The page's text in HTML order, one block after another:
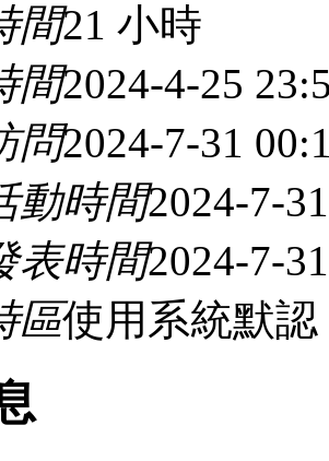
間21 小時
間2024-4-25
問2024-7-31
動時間2024-7-
表時間2024-7-
區使用系統默認